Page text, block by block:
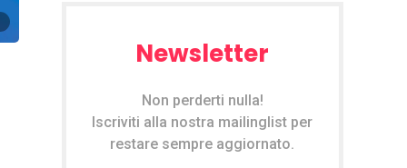
Newsletter
Non perderti nulla!
Iscriviti alla nostra mailinglist per
restare sempre aggiornato.